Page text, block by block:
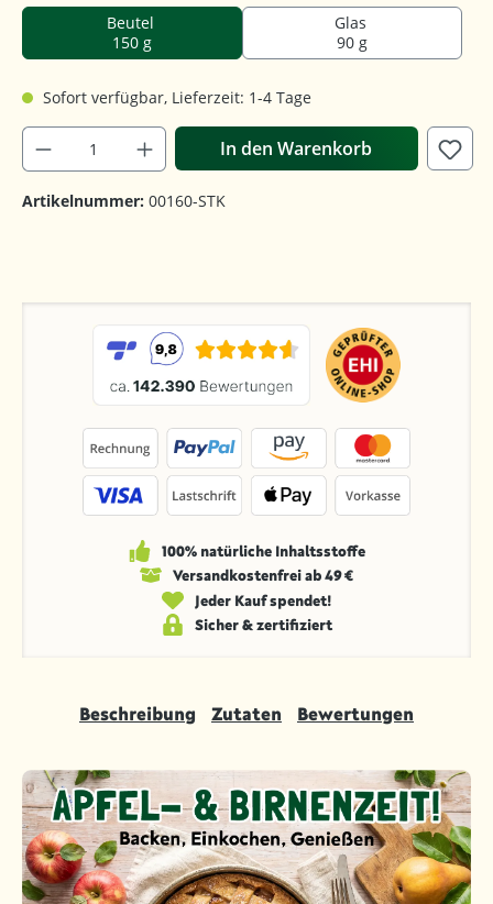
Beutel
150 g
Glas
90 g
Sofort verfügbar, Lieferzeit: 1-4 Tage
In den Warenkorb
Artikelnummer: 00160-STK
100% natürliche Inhaltsstoffe
Versandkosten­frei ab 49 €
Jeder Kauf spendet!
Sicher & zertifiziert
Beschreibung Zutaten Bewertungen